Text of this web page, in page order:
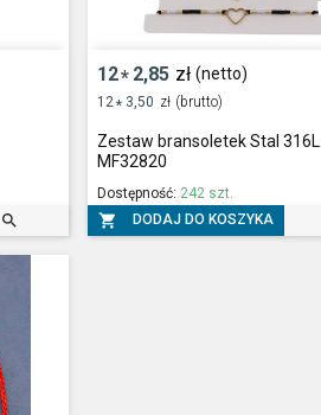

12* 2,85 zł (netto)
12* 3,50 zł (brutto)
Zestaw bransoletek Stal 316L
MF32820
Dostępność: 242 szt.
 DODAJ DO KOSZYKA